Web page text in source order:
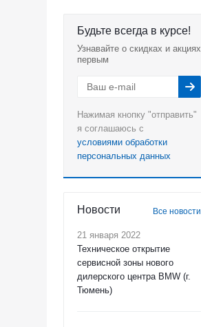
Будьте всегда в курсе!
Узнавайте о скидках и акциях
первым
Нажимая кнопку "отправить"
я соглашаюсь с
условиями обработки
персональных данных
Новости Все новости
21 января 2022
Техническое открытие
сервисной зоны нового
дилерского центра BMW (г.
Тюмень)